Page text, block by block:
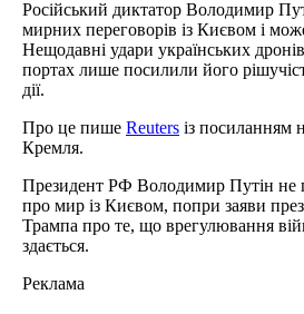
Російський диктатор Володимир
мирних переговорів із Києвом і
Нещодавні удари українських
портах лише посилили його
дії.
Про це пише Reuters із посиланням
Кремля.
Президент РФ Володимир Путін не
про мир із Києвом, попри заяви
Трампа про те, що врегулювання
здається.
Реклама